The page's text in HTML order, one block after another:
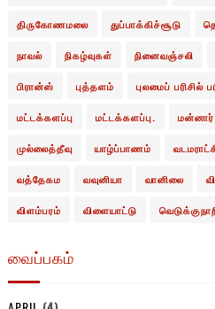
திருகோணமலை துப்பாக்கிச்சூடு
நாவல் நிகழ்வுகள் நினைவஞ்சலி
பிரான்ஸ் புத்தளம் புலமைப் பரிசில்
மட்டக்களப்பு மட்டக்களப்பு. மன்னார்
முல்லைத்தீவு யாழ்ப்பாணம்
வத்தேகம வவுனியா வானிலை
விளம்பரம் விளையாட்டு
வைப்பகம்